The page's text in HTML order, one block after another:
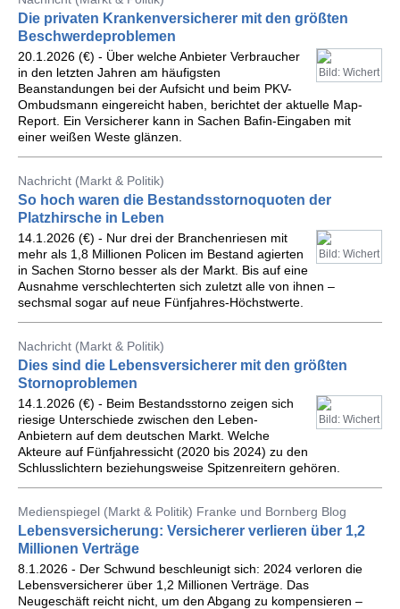
Die privaten Krankenversicherer mit den größten
Beschwerdeproblemen
Bild: Wichert
20.1.2026 (€) - Über welche Anbieter Verbraucher
in den letzten Jahren am häufigsten
Beanstandungen bei der Aufsicht und beim PKV-
Ombudsmann eingereicht haben, berichtet der aktuelle Map-
Report. Ein Versicherer kann in Sachen Bafin-Eingaben mit
einer weißen Weste glänzen.
Nachricht (Markt & Politik)
So hoch waren die Bestandsstornoquoten der
Platzhirsche in Leben
Bild: Wichert
14.1.2026 (€) - Nur drei der Branchenriesen mit
mehr als 1,8 Millionen Policen im Bestand agierten
in Sachen Storno besser als der Markt. Bis auf eine
Ausnahme verschlechterten sich zuletzt alle von ihnen –
sechsmal sogar auf neue Fünfjahres-Höchstwerte.
Nachricht (Markt & Politik)
Dies sind die Lebensversicherer mit den größten
Stornoproblemen
Bild: Wichert
14.1.2026 (€) - Beim Bestandsstorno zeigen sich
riesige Unterschiede zwischen den Leben-
Anbietern auf dem deutschen Markt. Welche
Akteure auf Fünfjahressicht (2020 bis 2024) zu den
Schlusslichtern beziehungsweise Spitzenreitern gehören.
Medienspiegel (Markt & Politik) Franke und Bornberg Blog
Lebensversicherung: Versicherer verlieren über 1,2
Millionen Verträge
8.1.2026 - Der Schwund beschleunigt sich: 2024 verloren die
Lebensversicherer über 1,2 Millionen Verträge. Das
Neugeschäft reicht nicht, um den Abgang zu kompensieren –